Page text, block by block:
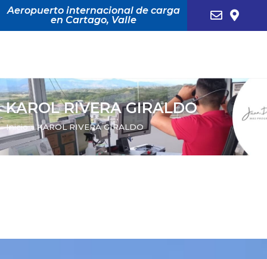
Aeropuerto internacional de carga
en Cartago, Valle
KAROL RIVERA GIRALDO
Inicio»KAROL RIVERA GIRALDO